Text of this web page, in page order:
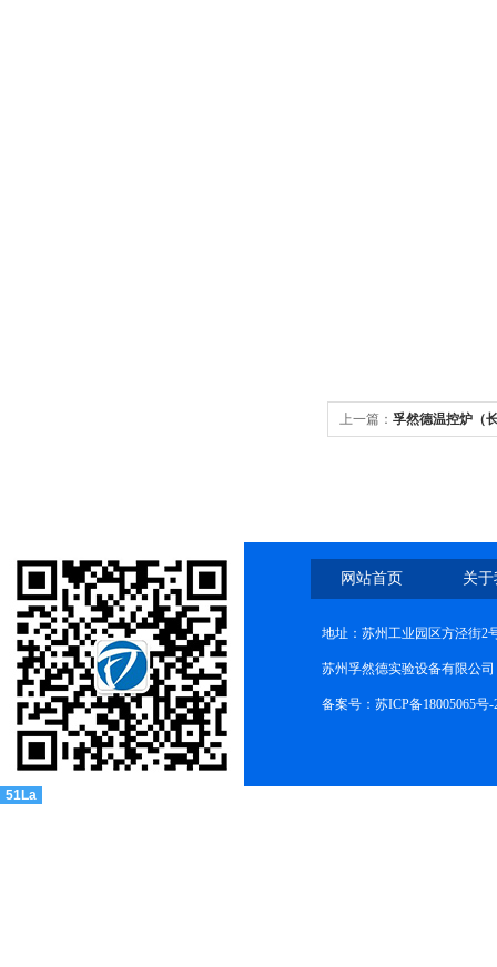
上一篇： 孚然德温控炉（
网站首页 关
地址：苏州工业园区方泾街2
苏州孚然德实验设备有限公司
备案号：苏ICP备18005065号-
51La